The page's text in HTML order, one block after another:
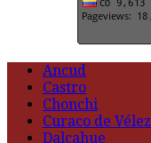
Ancud
Castro
Chonchi
Curaco de Vélez
Dalcahue